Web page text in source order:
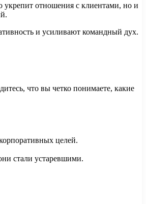
укрепит отношения с клиентами, но и
и усиливают командный дух.
что вы четко понимаете, какие
целей.
стали устаревшими.